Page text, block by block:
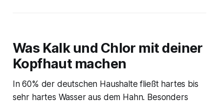
Was Kalk und Chlor mit deiner
Kopfhaut machen
In 60% der deutschen Haushalte fließt hartes bis
sehr hartes Wasser aus dem Hahn. Besonders